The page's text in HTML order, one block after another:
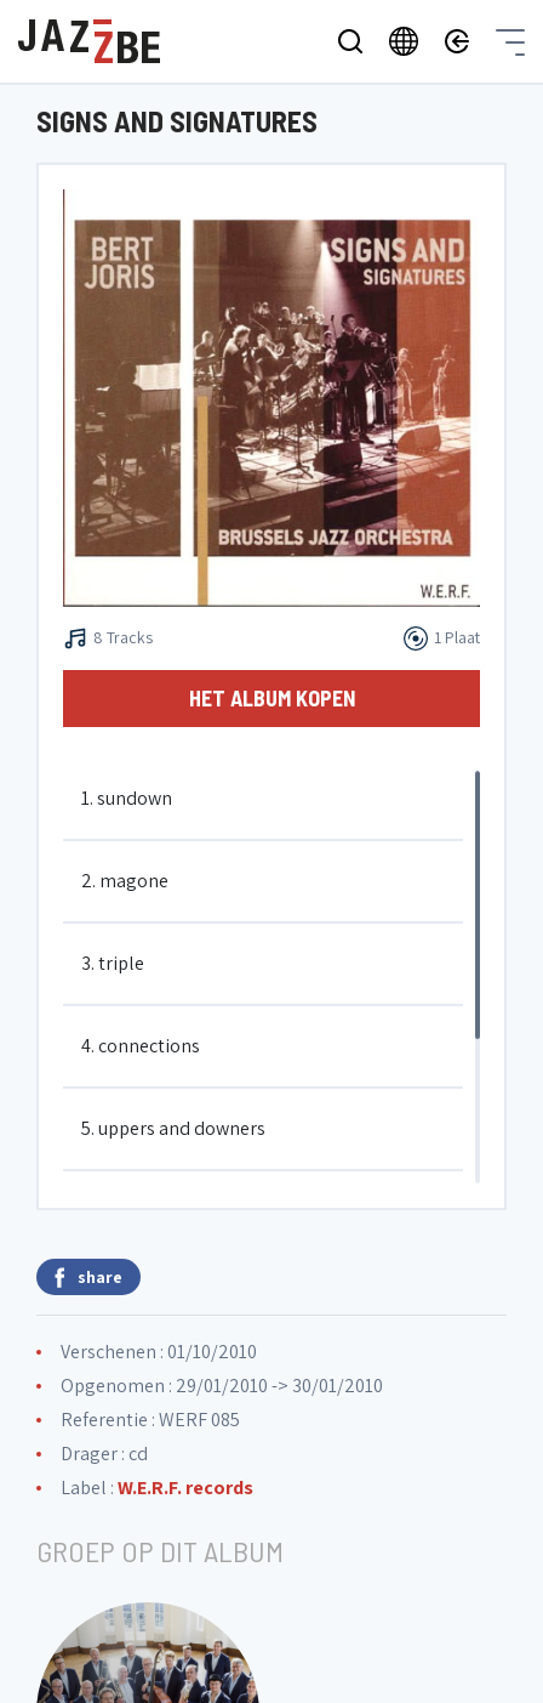
SIGNS AND SIGNATURES
8 Tracks 1 Plaat
HET ALBUM KOPEN
1. sundown
2. magone
3. triple
4. connections
5. uppers and downers
6. all over me
7. Signs and Signatures
8. it's my time
share
Verschenen : 01/10/2010
Opgenomen : 29/01/2010 -> 30/01/2010
Referentie : WERF 085
Drager : cd
Label :W.E.R.F. records
GROEP OP DIT ALBUM